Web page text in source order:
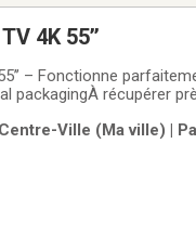
4K 55’’
– Fonctionne
packagingÀ récupérer
Ville (Ma ville) |